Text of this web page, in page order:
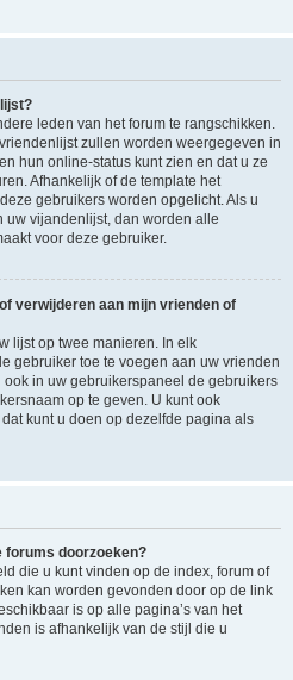
leden van het forum te rangschikken.
zullen worden weergegeven in
hun online-status kunt zien en dat u ze
Afhankelijk of de template het
gebruikers worden opgelicht. Als u
vijandenlijst, dan worden alle
voor deze gebruiker.
verwijderen aan mijn vrienden of
lijst op twee manieren. In elk
gebruiker toe te voegen aan uw vrienden
in uw gebruikerspaneel de gebruikers
op te geven. U kunt ook
kunt u doen op dezelfde pagina als
forums doorzoeken?
die u kunt vinden op de index, forum of
kan worden gevonden door op de link
is op alle pagina’s van het
is afhankelijk van de stijl die u